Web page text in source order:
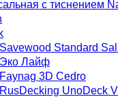
с тиснением
Standard
Эко Лайф
3D Cedro
UnoDeck